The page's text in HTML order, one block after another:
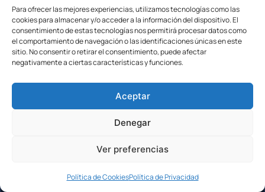
Para ofrecer las mejores experiencias, utilizamos tecnologías como las
cookies para almacenar y/o acceder a la información del dispositivo. El
consentimiento de estas tecnologías nos permitirá procesar datos como
el comportamiento de navegación o las identificaciones únicas en este
sitio. No consentir o retirar el consentimiento, puede afectar
negativamente a ciertas características y funciones.
Aceptar
Denegar
Ver preferencias
Política de CookiesPolítica de Privacidad
Otros modelos de Furch que he analizado a fondo.